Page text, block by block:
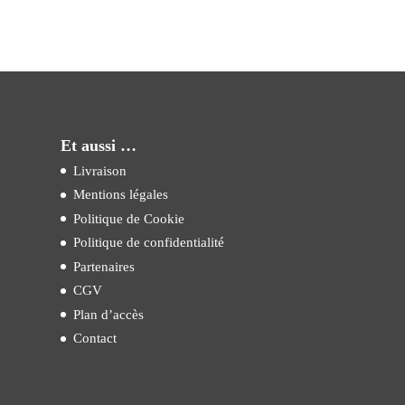
Et aussi …
Livraison
Mentions légales
Politique de Cookie
Politique de confidentialité
Partenaires
CGV
Plan d’accès
Contact